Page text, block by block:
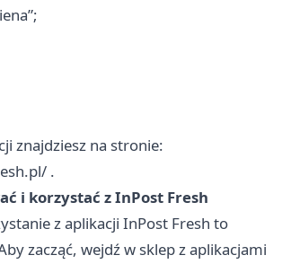
znajdziesz na stronie:
.
i korzystać z InPost Fresh
z aplikacji InPost Fresh to
zacząć, wejdź w sklep z aplikacjami